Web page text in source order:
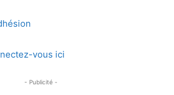
vous ici
- Publicité -